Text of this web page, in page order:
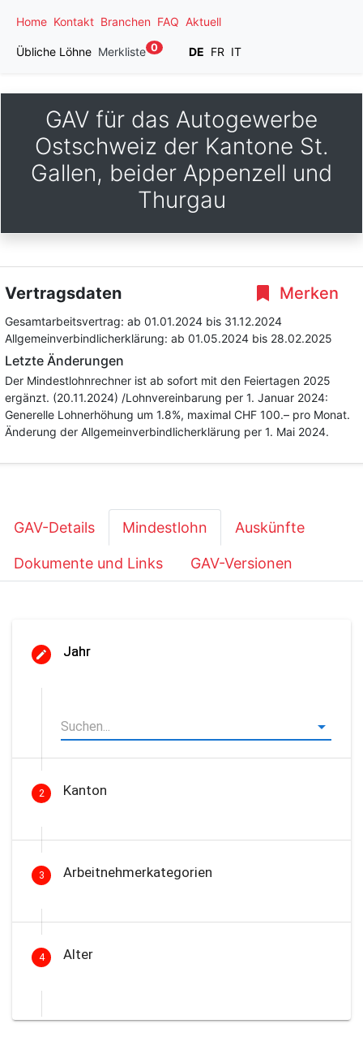
Home Kontakt Branchen FAQ Aktuell
Übliche Löhne Merkliste 0 DE FR IT
GAV für das Autogewerbe
Ostschweiz der Kantone St.
Gallen, beider Appenzell und
Thurgau
Merken
Vertragsdaten
Gesamtarbeitsvertrag: ab 01.01.2024 bis 31.12.2024
Allgemeinverbindlicherklärung: ab 01.05.2024 bis 28.02.2025
Letzte Änderungen
Der Mindestlohnrechner ist ab sofort mit den Feiertagen 2025
ergänzt. (20.11.2024) /Lohnvereinbarung per 1. Januar 2024:
Generelle Lohnerhöhung um 1.8%, maximal CHF 100.– pro Monat.
Änderung der Allgemeinverbindlicherklärung per 1. Mai 2024.
GAV-Details Mindestlohn Auskünfte
Dokumente und Links GAV-Versionen
Jahr
2 Kanton
3 Arbeitnehmerkategorien
4 Alter